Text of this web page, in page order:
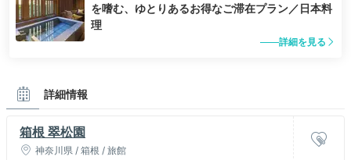
を嗜む、ゆとりあるお得なご滞在プラン／日本料
理
詳細を見る
詳細情報
箱根 翠松園
神奈川県 / 箱根 / 旅館